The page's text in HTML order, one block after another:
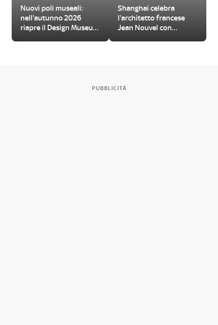
Nuovi poli museali:
nell'autunno 2026
riapre il Design Museum
Shanghai celebra
l'architetto francese
Jean Nouvel con
PUBBLICITÀ